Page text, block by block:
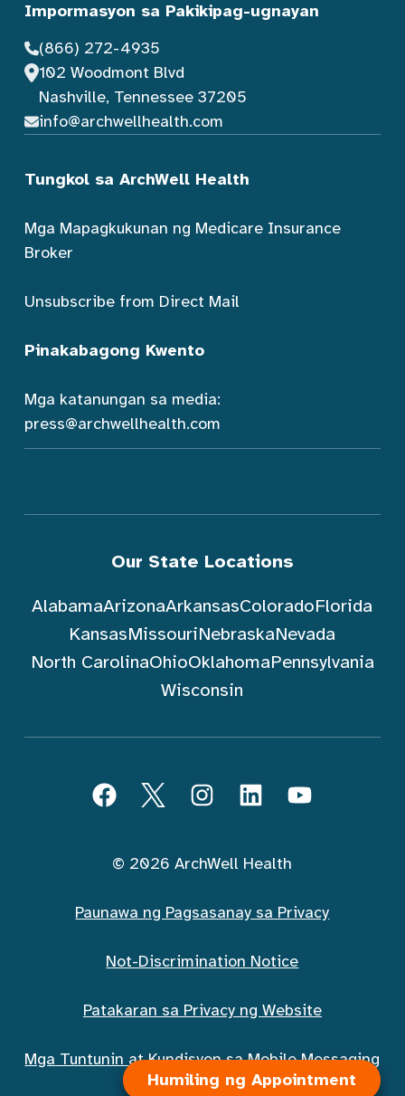
Humiling ng Appointment
Impormasyon sa Pakikipag-ugnayan
(866) 272-4935
102 Woodmont Blvd
Nashville, Tennessee 37205
info@archwellhealth.com
Tungkol sa ArchWell Health
Mga Mapagkukunan ng Medicare Insurance
Broker
Unsubscribe from Direct Mail
Pinakabagong Kwento
Mga katanungan sa media:
press@archwellhealth.com
Our State Locations
AlabamaArizonaArkansasColoradoFlorida
KansasMissouriNebraskaNevada
North CarolinaOhioOklahomaPennsylvania
Wisconsin
FacebookTwitterInstagramLinkedInYouTube
© 2026 ArchWell Health
Paunawa ng Pagsasanay sa Privacy
Not-Discrimination Notice
Patakaran sa Privacy ng Website
Mga Tuntunin at Kundisyon sa Mobile Messaging